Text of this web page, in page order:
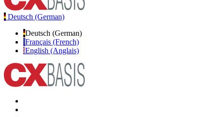
Deutsch (German)
Deutsch (German)
Français (French)
English (Anglais)